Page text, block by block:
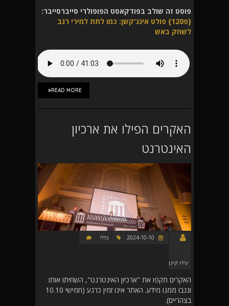
פוסט זה שולב בפודקאסט הפופולרי סייברסייבר:
{פ120} פולט אינג'קשן: כמו לתת למירי רגב
לשחק באש
READ MORE
האקרים הפילו את ארכיון
האינטרנט
עידו קינן
כללי
האקרים תקפו את "ארכיון האינטרנט", השחיתו אותו
וגנבו ממנו מידע. האתר אינו זמין כרגע (חמישי 10.10
בצהריים).